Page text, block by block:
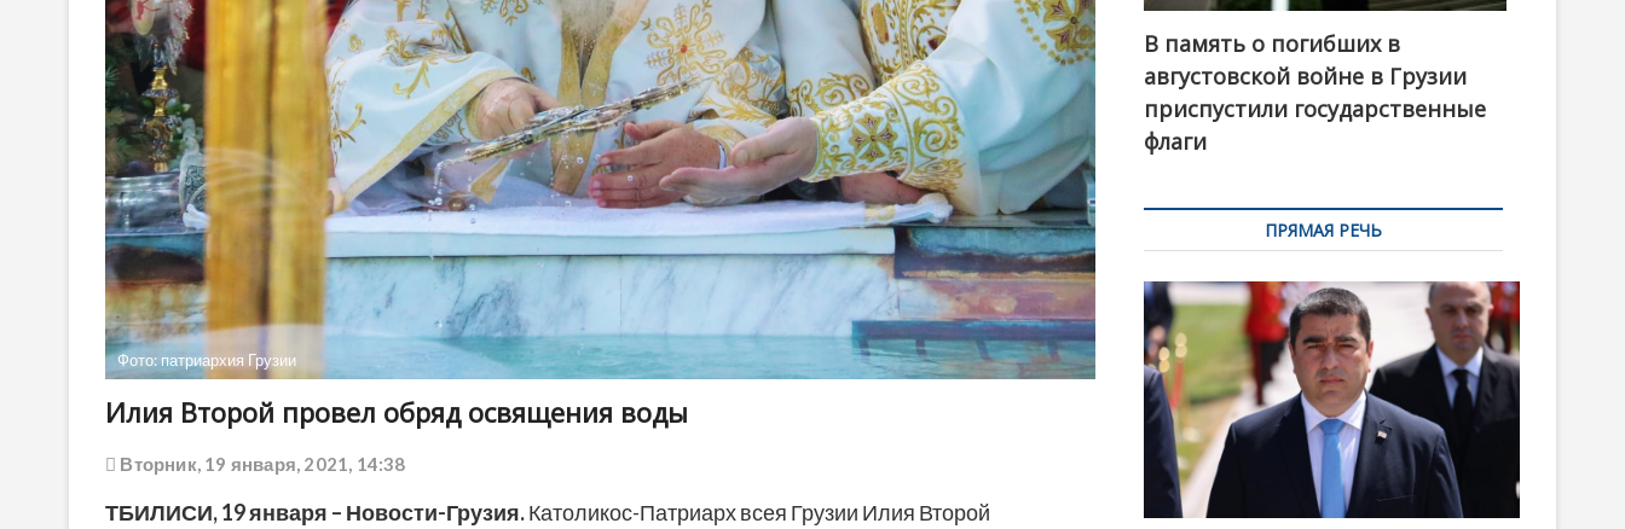
Фото: патриархия Грузии
Илия Второй провел обряд освящения воды
Вторник, 19 января, 2021, 14:38
ТБИЛИСИ,19января – Новости-Грузия.Католикос-Патриарх всея Грузии Илия Второй
В память о погибших в
августовской войне в Грузии
приспустили государственные
флаги
ПРЯМАЯ РЕЧЬ